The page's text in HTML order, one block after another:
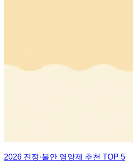
2026 진정·불안 영양제 추천 TOP 5